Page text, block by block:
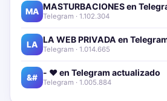
MA MASTURBACIONES en
Telegram · 1.102.304
LA LA WEB PRIVADA en
Telegram · 1.014.665
&# - ❤️ en Telegram
Telegram · 1.005.884